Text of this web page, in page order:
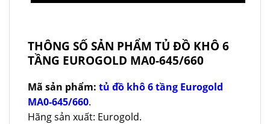
THÔNG SỐ SẢN PHẨM TỦ ĐỒ KHÔ 6
TẦNG EUROGOLD MA0-645/660
Mã sản phẩm: tủ đồ khô 6 tầng Eurogold
MA0-645/660.
Hãng sản xuất: Eurogold.